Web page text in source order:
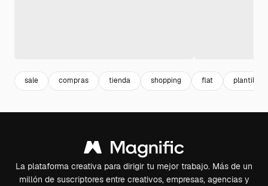
sale compras tienda shopping flat plantillas
La plataforma creativa para dirigir tu mejor trabajo. Más de un
millón de suscriptores entre creativos, empresas, agencias y